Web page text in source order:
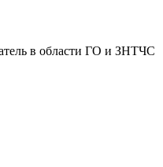
в области ГО и ЗНТЧС